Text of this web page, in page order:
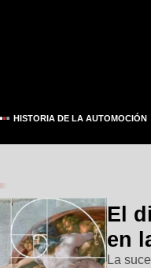
HISTORIA DE LA AUTOMOCIÓN
El
en
La